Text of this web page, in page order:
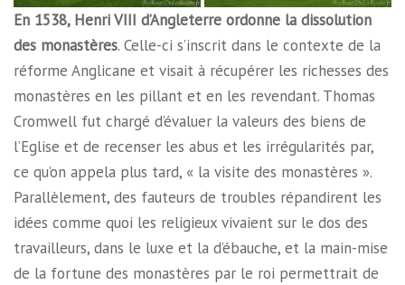
En 1538, Henri VIII d’Angleterre ordonne la dissolution
des monastères. Celle-ci s’inscrit dans le contexte de la
réforme Anglicane et visait à récupérer les richesses des
monastères en les pillant et en les revendant. Thomas
Cromwell fut chargé d’évaluer la valeurs des biens de
l’Eglise et de recenser les abus et les irrégularités par,
ce qu’on appela plus tard, « la visite des monastères ».
Parallèlement, des fauteurs de troubles répandirent les
idées comme quoi les religieux vivaient sur le dos des
travailleurs, dans le luxe et la d’ébauche, et la main-mise
de la fortune des monastères par le roi permettrait de